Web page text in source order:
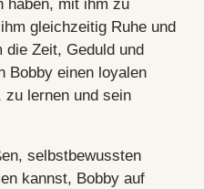
haben, mit ihm zu
gleichzeitig Ruhe und
die Zeit, Geduld und
Bobby einen loyalen
zu lernen und sein
selbstbewussten
kannst, Bobby auf